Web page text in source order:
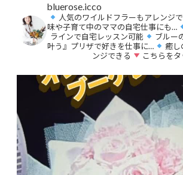
bluerose.icco
人気のワイルドフラーもアレンジ
味や子育て中のママの自宅仕事にも…
ラインで自宅レッスン可能
ブルー
叶う』プリザで好きを仕事に…
癒し
ンジできる
こちらを